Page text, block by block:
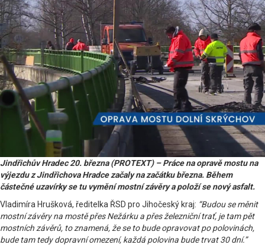
Jindřichův Hradec 20. března (PROTEXT) – Práce na opravě mostu na
výjezdu z Jindřichova Hradce začaly na začátku března. Během
částečné uzavírky se tu vymění mostní závěry a položí se nový asfalt.
Vladimíra Hrušková, ředitelka ŘSD pro Jihočeský kraj: “Budou se měnit
mostní závěry na mostě přes Nežárku a přes železniční trať, je tam pět
mostních závěrů, to znamená, že se to bude opravovat po polovinách,
bude tam tedy dopravní omezení, každá polovina bude trvat 30 dní.”